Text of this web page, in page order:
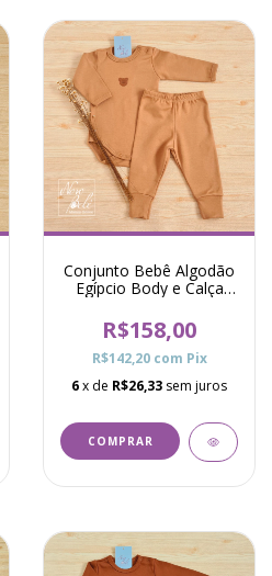
Conjunto Bebê Algodão
Egípcio Body e Calça
R$158,00
R$142,20 com Pix
6x de R$26,33 sem juros
COMPRAR